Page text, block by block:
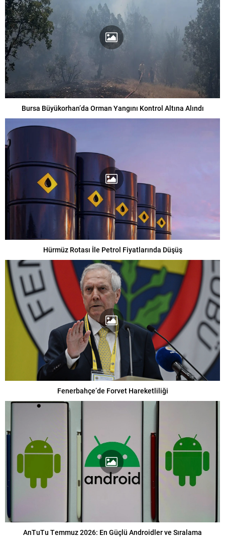
Bursa Büyükorhan’da Orman Yangını Kontrol Altına Alındı
Hürmüz Rotası İle Petrol Fiyatlarında Düşüş
Fenerbahçe’de Forvet Hareketliliği
AnTuTu Temmuz 2026: En Güçlü Androidler ve Sıralama